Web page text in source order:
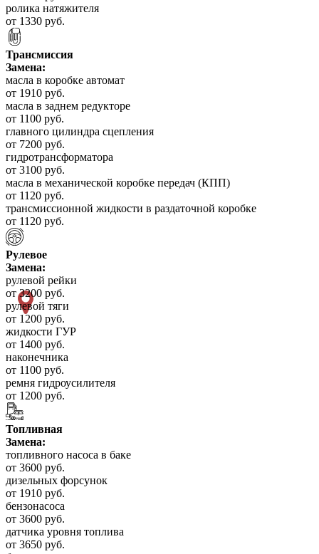
ролика натяжителя
от 1330 руб.
Трансмиссия
Замена:
масла в коробке автомат
от 1910 руб.
масла в заднем редукторе
от 1100 руб.
главного цилиндра сцепления
от 7200 руб.
гидротрансформатора
от 3100 руб.
масла в механической коробке передач (КПП)
от 1120 руб.
трансмиссионной жидкости в раздаточной коробке
от 1120 руб.
Рулевое
Замена:
рулевой рейки
от 3200 руб.
рулевой тяги
от 1200 руб.
жидкости ГУР
от 1400 руб.
наконечника
от 1100 руб.
ремня гидроусилителя
от 1200 руб.
Топливная
Замена:
топливного насоса в баке
от 3600 руб.
дизельных форсунок
от 1910 руб.
бензонасоса
от 3600 руб.
датчика уровня топлива
от 3650 руб.